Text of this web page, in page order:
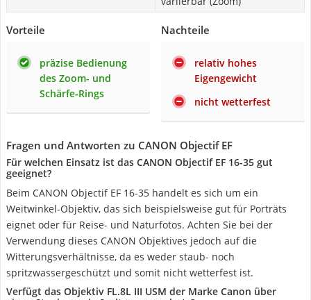
Vorteile
präzise Bedienung
des Zoom- und
Schärfe-Rings
Nachteile
relativ hohes
Eigengewicht
nicht wetterfest
Fragen und Antworten zu CANON Objectif EF
Für welchen Einsatz ist das CANON Objectif ‎EF 16-35 gut
geeignet?
Beim CANON Objectif ‎EF 16-35 handelt es sich um ein
Weitwinkel-Objektiv, das sich beispielsweise gut für Porträts
eignet oder für Reise- und Naturfotos. Achten Sie bei der
Verwendung dieses CANON Objektives jedoch auf die
Witterungsverhältnisse, da es weder staub- noch
spritzwassergeschützt und somit nicht wetterfest ist.
Verfügt das Objektiv FL.8L III USM der Marke Canon über